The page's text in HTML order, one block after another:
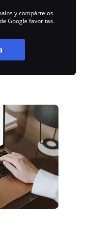
y compártelos
Google favoritas.